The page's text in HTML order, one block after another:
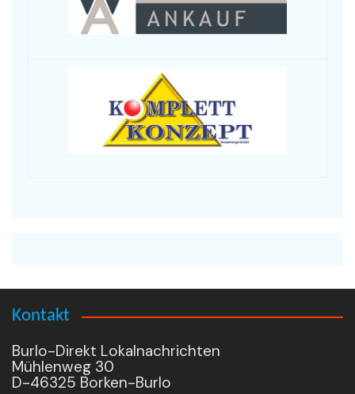
Kontakt
Burlo-Direkt Lokalnachrichten
Mühlenweg 30
D-46325 Borken-Burlo